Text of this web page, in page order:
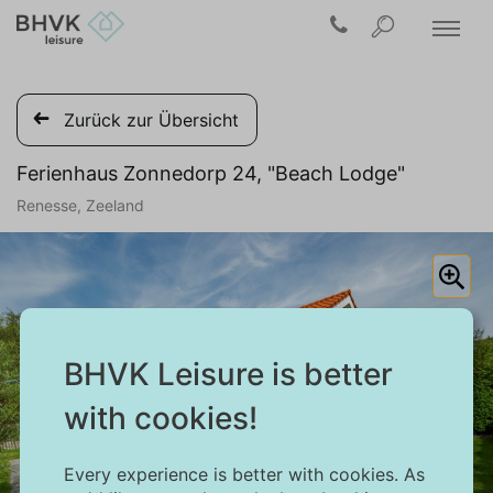
BHVK Leisure is better
with cookies!
Every experience is better with cookies. As
Zurück zur Übersicht
Ferienhaus Zonnedorp 24, "Beach Lodge"
Renesse, Zeeland